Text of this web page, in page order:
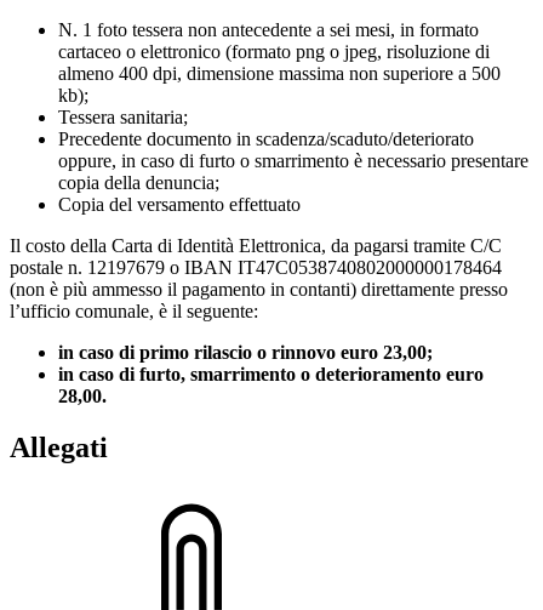
N. 1 foto tessera non antecedente a sei mesi, in formato
cartaceo o elettronico (formato png o jpeg, risoluzione di
almeno 400 dpi, dimensione massima non superiore a 500
kb);
Tessera sanitaria;
Precedente documento in scadenza/scaduto/deteriorato
oppure, in caso di furto o smarrimento è necessario presentare
copia della denuncia;
Copia del versamento effettuato
Il costo della Carta di Identità Elettronica, da pagarsi tramite C/C
postale n. 12197679 o IBAN IT47C0538740802000000178464
(non è più ammesso il pagamento in contanti) direttamente presso
l’ufficio comunale, è il seguente:
in caso di primo rilascio o rinnovo euro 23,00;
in caso di furto, smarrimento o deterioramento euro
28,00.
Allegati